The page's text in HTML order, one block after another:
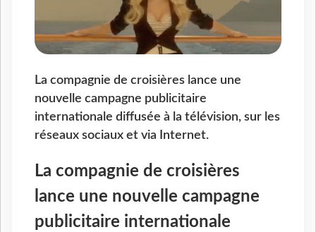
La compagnie de croisières lance une
nouvelle campagne publicitaire
internationale diffusée à la télévision, sur les
réseaux sociaux et via Internet.
La compagnie de croisières
lance une nouvelle campagne
publicitaire internationale